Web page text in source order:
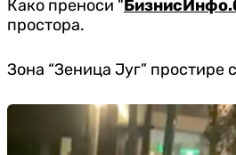
Како преноси "
простора.
Зона “Зеница Југ” простире